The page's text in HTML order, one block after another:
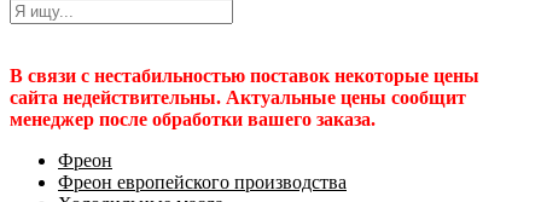
В связи с нестабильностью поставок некоторые цены
сайта недействительны. Актуальные цены сообщит
менеджер после обработки вашего заказа.
Фреон
Фреон европейского производства